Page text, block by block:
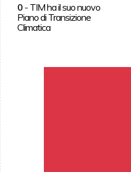
0- TIM ha il suo nuovo
Piano di Transizione
Climatica